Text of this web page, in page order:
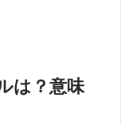
は？意味